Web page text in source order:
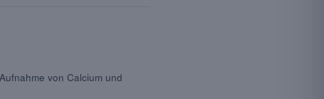
von Calcium und